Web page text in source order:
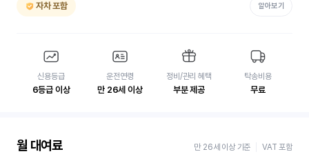
자차 포함 알아보기
신용등급
6등급 이상
운전연령
만 26세 이상
정비/관리 혜택
부분 제공
탁송비용
무료
월 대여료 만 26세 이상 기준 VAT 포함